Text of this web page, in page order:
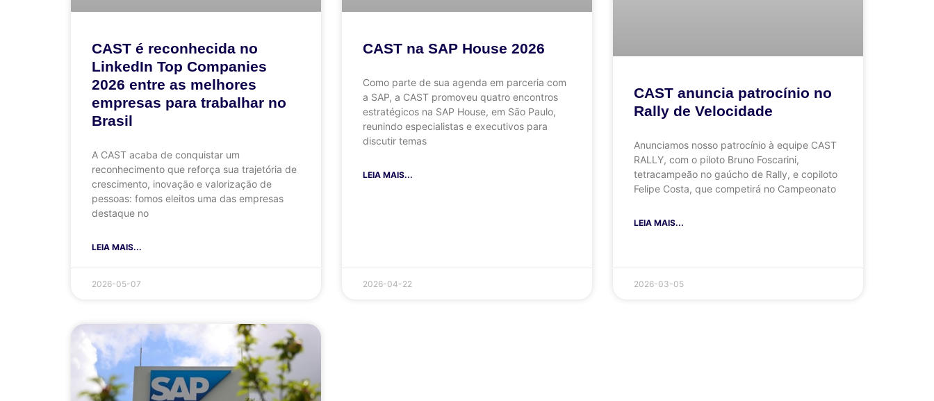
CAST é reconhecida no
LinkedIn Top Companies
2026 entre as melhores
empresas para trabalhar no
Brasil
A CAST acaba de conquistar um
reconhecimento que reforça sua trajetória de
crescimento, inovação e valorização de
pessoas: fomos eleitos uma das empresas
destaque no
LEIA MAIS...
2026-05-07
CAST na SAP House 2026
Como parte de sua agenda em parceria com
a SAP, a CAST promoveu quatro encontros
estratégicos na SAP House, em São Paulo,
reunindo especialistas e executivos para
discutir temas
LEIA MAIS...
2026-04-22
CAST anuncia patrocínio no
Rally de Velocidade
Anunciamos nosso patrocínio à equipe CAST
RALLY, com o piloto Bruno Foscarini,
tetracampeão no gaúcho de Rally, e copiloto
Felipe Costa, que competirá no Campeonato
LEIA MAIS...
2026-03-05